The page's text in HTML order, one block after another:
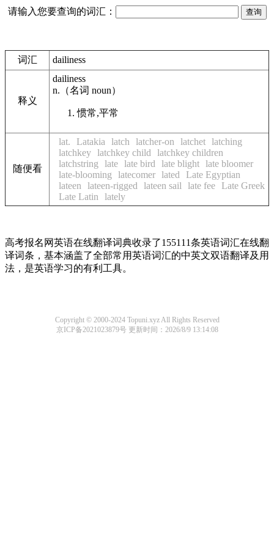
请输入您要查询的词汇：
词汇 dailiness
释义
dailiness
n. （名词 noun）
惯常,平常
随便看
lat. Latakia latch latcher-on latchet latching
latchkey latchkey child
latchkey children
latchstring
late late bird late blight late bloomer
late-blooming
latecomer lated
Late Egyptian
lateen
lateen-rigged lateen sail late fee
Late Greek
Late Latin
lately
高考报名网英语在线翻译词典收录了155111条英语词汇在线翻
译词条，基本涵盖了全部常用英语词汇的中英文双语翻译及用
法，是英语学习的有利工具。
Copyright © 2000-2024 Topuni.xyz All Rights Reserved
京ICP备2021023879号更新时间：2026/8/9 13:14:08